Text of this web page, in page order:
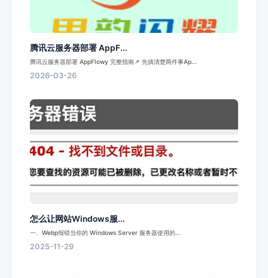
腾讯云服务器部署 AppF...
腾讯云服务器部署 AppFlowy 完整指南📌 先搞清楚两件事Ap...
2026-03-26
怎么让网站Windows服...
一、Webp报错当你的 Windows Server 服务器使用的...
2025-11-29